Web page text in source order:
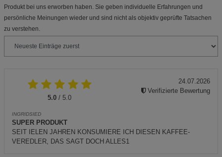
Produkt bei uns erworben haben. Sie geben individuelle Erfahrungen und
persönliche Meinungen wieder und sind nicht als objektiv geprüfte Tatsachen
zu verstehen.
5.0 / 5.0
INGRIDSIED
SUPER PRODUKT
SEIT IELEN JAHREN KONSUMIERE ICH DIESEN KAFFEE-
VEREDLER, DAS SAGT DOCH ALLES1
24.07.2026
Verifizierte Bewertung